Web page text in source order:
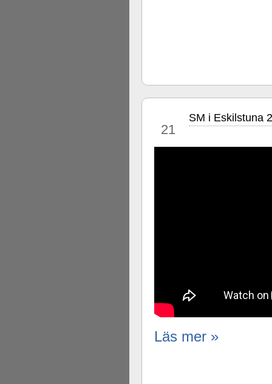
21
SM i Eskilstuna
Läs mer »